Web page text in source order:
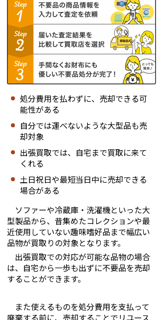
処分費用を払わずに、売却できる可
能性がある
自分では運べないような大型品も売
却対象
出張買取では、自宅まで買取に来て
くれる
土日祝日や最短当日中に売却できる
場合がある
ソファーや冷蔵庫・洗濯機といった大
型製品から、昔集めたコレクションや最
近使用していない趣味嗜好品まで幅広い
品物が買取りの対象となります。
出張買取での対応が可能な品物の場合
は、自宅から一歩も出ずに不要品を売却
することができます。
また使えるものを処分費用を支払って
廃棄する前に、売却することでリユース